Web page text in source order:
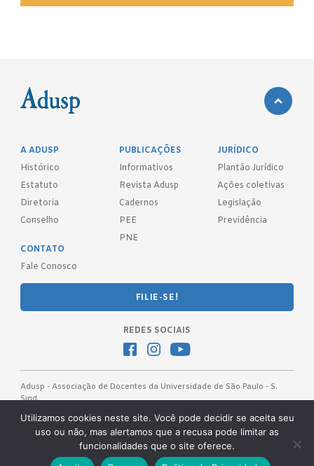
A ADUSP
Histórico
Estatuto
Diretoria
Conselho
PUBLICAÇÕES
Informativos
Revista Adusp
Cadernos
PEE
PNE
JURÍDICO
Plantão Jurídico
Ações coletivas
Legislação
Previdência
CONTATO
Fale Conosco
FILIE-SE!
REDES SOCIAIS
Adusp - Associação de Docentes da Universidade de São Paulo - S.
Sind.
Av. Prof. Almeida Prado, 1366 - São Paulo, SP - CEP 05508-070
Telefones: (11) 3091-4465 / 66 ● (11) 3813-5573 ● (11) 3815-9245 ●
(11) 3814-1715 ● (11) 3032-5950
Desenvolvido pelaOKN Group.
Utilizamos cookies neste site. Você pode decidir se aceita seu
uso ou não, mas alertamos que a recusa pode limitar as
funcionalidades que o site oferece.